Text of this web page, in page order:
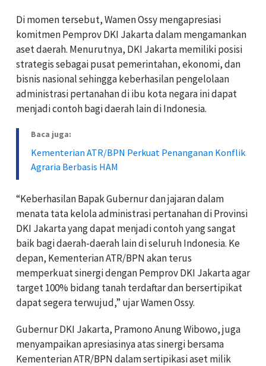
Di momen tersebut, Wamen Ossy mengapresiasi
komitmen Pemprov DKI Jakarta dalam mengamankan
aset daerah. Menurutnya, DKI Jakarta memiliki posisi
strategis sebagai pusat pemerintahan, ekonomi, dan
bisnis nasional sehingga keberhasilan pengelolaan
administrasi pertanahan di ibu kota negara ini dapat
menjadi contoh bagi daerah lain di Indonesia.
Baca juga:
Kementerian ATR/BPN Perkuat Penanganan Konflik
Agraria Berbasis HAM
“Keberhasilan Bapak Gubernur dan jajaran dalam
menata tata kelola administrasi pertanahan di Provinsi
DKI Jakarta yang dapat menjadi contoh yang sangat
baik bagi daerah-daerah lain di seluruh Indonesia. Ke
depan, Kementerian ATR/BPN akan terus
memperkuat sinergi dengan Pemprov DKI Jakarta agar
target 100% bidang tanah terdaftar dan bersertipikat
dapat segera terwujud,” ujar Wamen Ossy.
Gubernur DKI Jakarta, Pramono Anung Wibowo, juga
menyampaikan apresiasinya atas sinergi bersama
Kementerian ATR/BPN dalam sertipikasi aset milik